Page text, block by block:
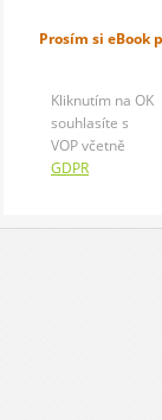
Prosím si eBook
Kliknutím na OK
souhlasíte s
VOP včetně
GDPR